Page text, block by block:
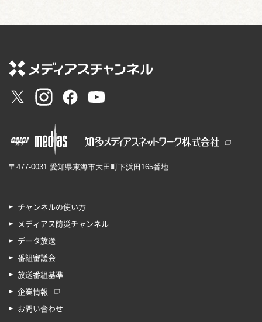
〒477-0031 愛知県東海市大田町下浜田165番地
チャンネルの使い方
メディアス防災チャンネル
データ放送
番組審議会
放送番組基準
企業情報
お問い合わせ